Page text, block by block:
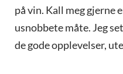
på vin. Kall meg gjerne
usnobbete måte. Jeg
de gode opplevelser,